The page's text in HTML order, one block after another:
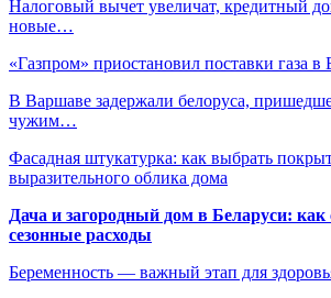
Налоговый вычет увеличат, кредитный
новые…
«Газпром» приостановил поставки газа
В Варшаве задержали белоруса,
чужим…
Фасадная штукатурка: как выбрать
выразительного облика дома
Дача и загородный дом в Беларуси: как
сезонные расходы
Беременность — важный этап для